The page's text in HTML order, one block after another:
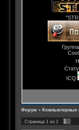
ICQ:
Форум » Компьютерные
Страница 1 из 1 1